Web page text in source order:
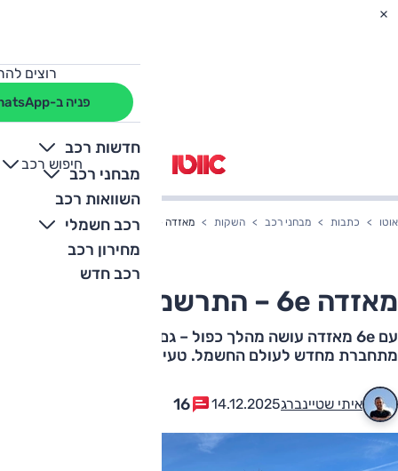
רוצים
פניה ב-WhatsApp
חדשות רכב
מבחני רכב
השוואות רכב
רכב חשמלי
מחירון רכב
רכב חדש
חיפוש רכב
+
-
אוטו כתבות מבחני רכב השקות מאזדה 6e – התרשמות ראשונה
מאזדה 6e – התרשמות ראשונה
עם 6e מאזדה עושה מהלך כפול – גם מחליפה דור ישן, גם
מתחברת מחדש לעולם החשמל. טעימה קצרה
איתי שטיינברג14.12.2025
16